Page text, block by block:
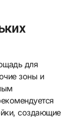
для
зоны и
создающие